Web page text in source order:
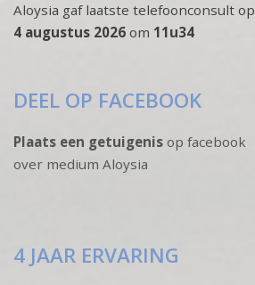
Aloysia gaf laatste telefoonconsult op
4 augustus 2026 om 11u34
DEEL OP FACEBOOK
Plaats een getuigenis op facebook
over medium Aloysia
4 JAAR ERVARING